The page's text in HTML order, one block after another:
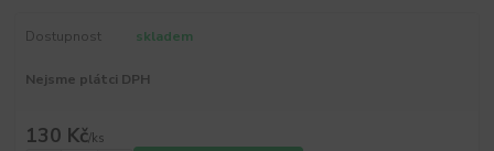
Dostupnost skladem
Nejsme plátci DPH
130 Kč/ks